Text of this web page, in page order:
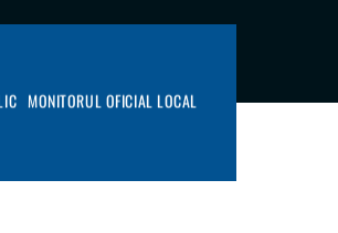
MONITORUL OFICIAL LOCAL